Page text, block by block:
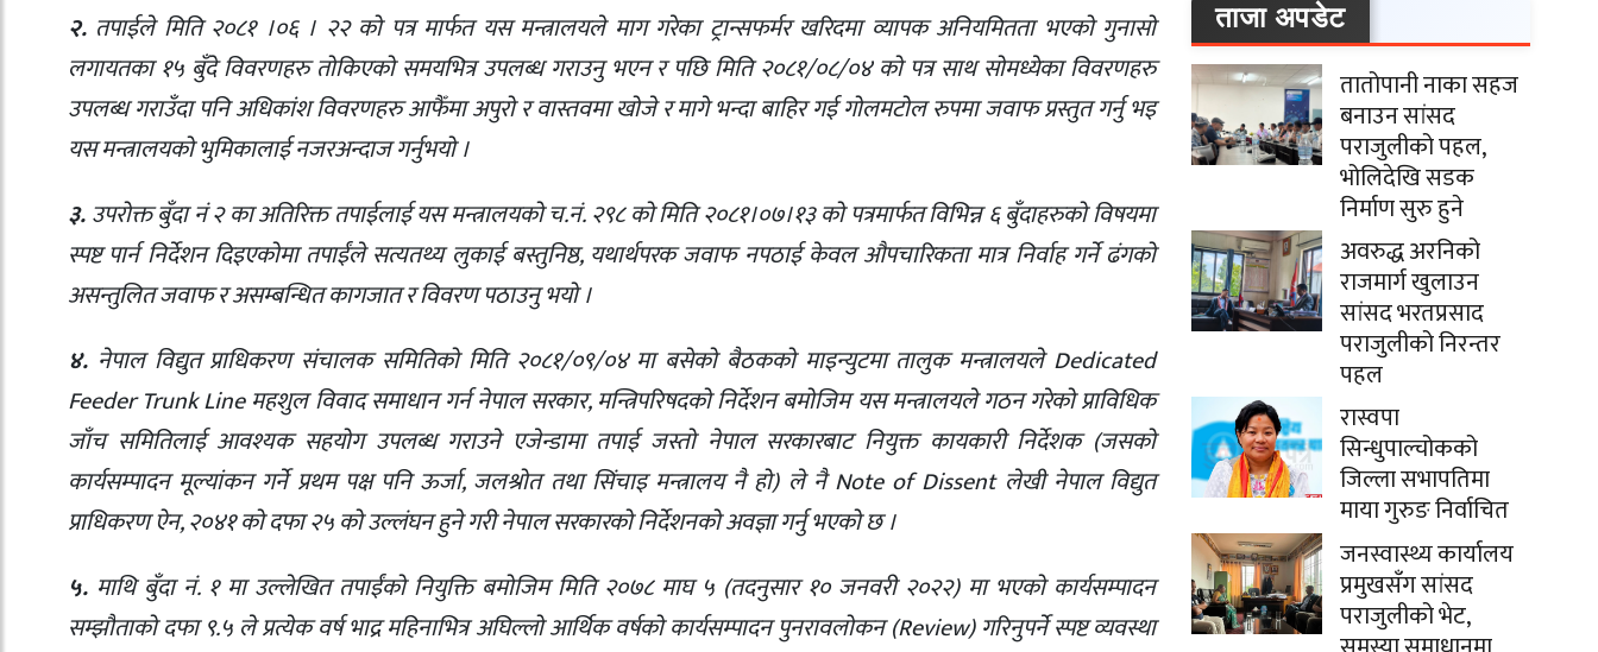
२. तपाईले मिति २०८१ ।०६ । २२ को पत्र मार्फत यस मन्त्रालयले माग गरेका ट्रान्सफर्मर खरिदमा व्यापक अनियमितता भएको गुनासो
लगायतका १५ बुँदे विवरणहरु तोकिएको समयभित्र उपलब्ध गराउनु भएन र पछि मिति २०८१/०८/०४ को पत्र साथ सोमध्येका विवरणहरु
उपलब्ध गराउँदा पनि अधिकांश विवरणहरु आफैँमा अपुरो र वास्तवमा खोजे र मागे भन्दा बाहिर गई गोलमटोल रुपमा जवाफ प्रस्तुत गर्नु भइ
यस मन्त्रालयको भुमिकालाई नजरअन्दाज गर्नुभयो ।
३.उपरोक्त बुँदा नं २ का अतिरिक्त तपाईलाई यस मन्त्रालयको च.नं. २९८ को मिति २०८१।०७।१३ को पत्रमार्फत विभिन्न ६ बुँदाहरुको विषयमा
स्पष्ट पार्न निर्देशन दिइएकोमा तपाईंले सत्यतथ्य लुकाई बस्तुनिष्ठ, यथार्थपरक जवाफ नपठाई केवल औपचारिकता मात्र निर्वाह गर्ने ढंगको
असन्तुलित जवाफ र असम्बन्धित कागजात र विवरण पठाउनु भयो ।
४. नेपाल विद्युत प्राधिकरण संचालक समितिको मिति २०८१/०९/०४ मा बसेको बैठकको माइन्युटमा तालुक मन्त्रालयले Dedicated
Feeder Trunk Line महशुल विवाद समाधान गर्न नेपाल सरकार, मन्त्रिपरिषदको निर्देशन बमोजिम यस मन्त्रालयले गठन गरेको प्राविधिक
जाँच समितिलाई आवश्यक सहयोग उपलब्ध गराउने एजेन्डामा तपाई जस्तो नेपाल सरकारबाट नियुक्त कायकारी निर्देशक (जसको
कार्यसम्पादन मूल्यांकन गर्ने प्रथम पक्ष पनि ऊर्जा, जलश्रोत तथा सिंचाइ मन्त्रालय नै हो) ले नै Note of Dissent लेखी नेपाल विद्युत
प्राधिकरण ऐन, २०४१ को दफा २५ को उल्लंघन हुने गरी नेपाल सरकारको निर्देशनको अवज्ञा गर्नु भएको छ ।
५. माथि बुँदा नं. १ मा उल्लेखित तपाईंको नियुक्ति बमोजिम मिति २०७८ माघ ५ (तदनुसार १० जनवरी २०२२) मा भएको कार्यसम्पादन
सम्झौताको दफा ९.५ ले प्रत्येक वर्ष भाद्र महिनाभित्र अघिल्लो आर्थिक वर्षको कार्यसम्पादन पुनरावलोकन (Review) गरिनुपर्ने स्पष्ट व्यवस्था
ताजा अपडेट
तातोपानी नाका सहज
बनाउन सांसद
पराजुलीको पहल,
भोलिदेखि सडक
निर्माण सुरु हुने
अवरुद्ध अरनिको
राजमार्ग खुलाउन
सांसद भरतप्रसाद
पराजुलीको निरन्तर
पहल
रास्वपा
सिन्धुपाल्चोकको
जिल्ला सभापतिमा
माया गुरुङ निर्वाचित
जनस्वास्थ्य कार्यालय
प्रमुखसँग सांसद
पराजुलीको भेट,